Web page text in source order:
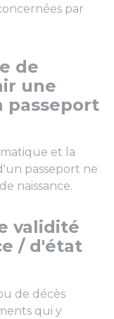
par
de
une
passeport
et la
passeport ne
naissance.
validité
/ d'état
de décès
qui y